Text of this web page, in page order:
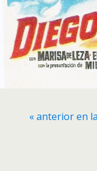
« anterior en